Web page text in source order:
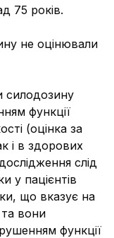
75 років.
не оцінювали
силодозину
функції
(оцінка за
і в здорових
слід
у пацієнтів
що вказує на
вони
функції